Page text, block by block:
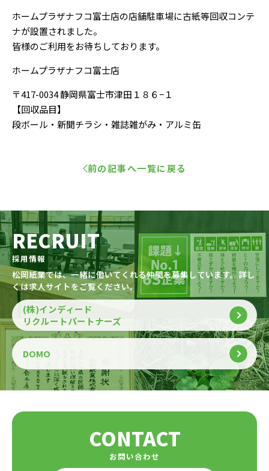
ホームプラザナフコ富士店の店舗駐車場に古紙等回収コンテ
ナが設置されました。
皆様のご利用をお待ちしております。
ホームプラザナフコ富士店
〒417-0034 静岡県富士市津田１８６−１
【回収品目】
段ボール・新聞チラシ・雑誌雑がみ・アルミ缶
前の記事へ一覧に戻る
RECRUIT
採用情報
松岡紙業では、一緒に働いてくれる仲間を募集しています。詳し
くは求人サイトをご覧ください。
(株)インディード
リクルートパートナーズ
DOMO
CONTACT
お問い合わせ